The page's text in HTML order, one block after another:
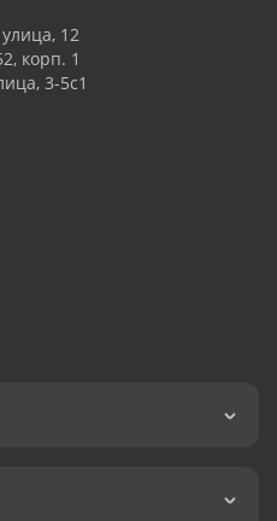
12
корп. 1
3-5с1